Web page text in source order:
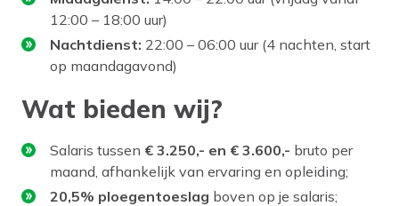
12:00 – 18:00 uur)
Nachtdienst: 22:00 – 06:00 uur (4 nachten, start
op maandagavond)
Wat bieden wij?
Salaris tussen € 3.250,- en € 3.600,- bruto per
maand, afhankelijk van ervaring en opleiding;
20,5% ploegentoeslag boven op je salaris;